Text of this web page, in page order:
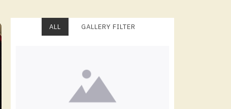
ALL GALLERY FILTER